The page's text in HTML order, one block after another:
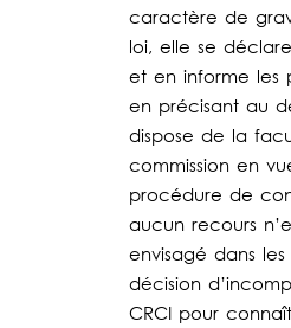
caractère de
loi, elle se
et en informe les
en précisant au
dispose de la
commission en
procédure de
aucun recours
envisagé dans
décision
CRCI pour